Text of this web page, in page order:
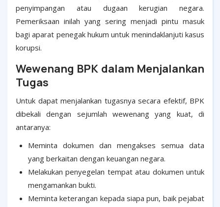
penyimpangan atau dugaan kerugian negara.
Pemeriksaan inilah yang sering menjadi pintu masuk
bagi aparat penegak hukum untuk menindaklanjuti kasus
korupsi.
Wewenang BPK dalam Menjalankan
Tugas
Untuk dapat menjalankan tugasnya secara efektif, BPK
dibekali dengan sejumlah wewenang yang kuat, di
antaranya:
Meminta dokumen dan mengakses semua data
yang berkaitan dengan keuangan negara.
Melakukan penyegelan tempat atau dokumen untuk
mengamankan bukti.
Meminta keterangan kepada siapa pun, baik pejabat